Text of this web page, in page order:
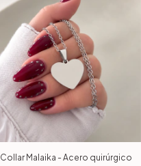
Collar Malaika - Acero quirúrgico